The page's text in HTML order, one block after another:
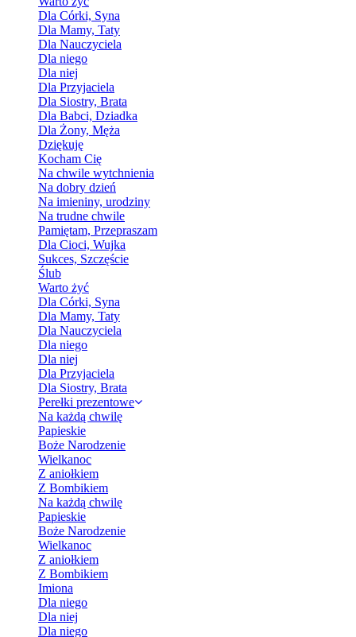
Dla Córki, Syna
Dla Mamy, Taty
Dla Nauczyciela
Dla niego
Dla niej
Dla Przyjaciela
Dla Siostry, Brata
Dla Babci, Dziadka
Dla Żony, Męża
Dziękuję
Kocham Cię
Na chwile wytchnienia
Na dobry dzień
Na imieniny, urodziny
Na trudne chwile
Pamiętam, Przepraszam
Dla Cioci, Wujka
Sukces, Szczęście
Ślub
Warto żyć
Dla Córki, Syna
Dla Mamy, Taty
Dla Nauczyciela
Dla niego
Dla niej
Dla Przyjaciela
Dla Siostry, Brata
Perełki prezentowe
Na każdą chwilę
Papieskie
Boże Narodzenie
Wielkanoc
Z aniołkiem
Z Bombikiem
Na każdą chwilę
Papieskie
Boże Narodzenie
Wielkanoc
Z aniołkiem
Z Bombikiem
Imiona
Dla niego
Dla niej
Dla niego